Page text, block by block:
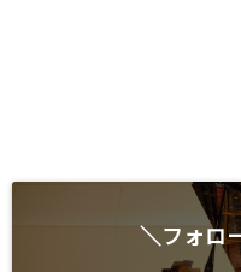
＼フォロ